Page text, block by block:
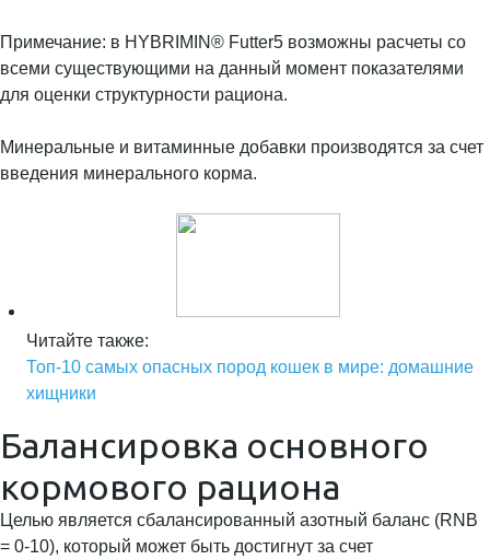
Примечание: в HYBRIMIN® Futter5 возможны расчеты со
всеми существующими на данный момент показателями
для оценки структурности рациона.
Минеральные и витаминные добавки производятся за счет
введения минерального корма.
Читайте также:
Топ-10 самых опасных пород кошек в мире: домашние
хищники
Балансировка основного
кормового рациона
Целью является сбалансированный азотный баланс (RNB
= 0-10), который может быть достигнут за счет